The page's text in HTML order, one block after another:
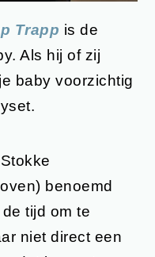
Trapp is de
Als hij of zij
baby voorzichtig
benoemd
tijd om te
niet direct een